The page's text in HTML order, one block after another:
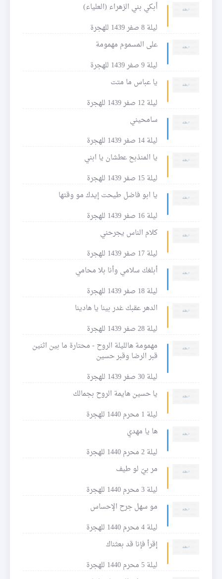
أبكي بني الزهراء (العلياء)
ليلة 8 صفر 1439 للهجرة
على المسموم مهمومة
ليلة 9 صفر 1439 للهجرة
يا عباس ما متت
ليلة 12 صفر 1439 للهجرة
سامحيني
ليلة 14 صفر 1439 للهجرة
يا المنذبح عطشان يا ابني
ليلة 15 صفر 1439 للهجرة
يا ابو فاضل طيحت إيدك مو وقتها
ليلة 16 صفر 1439 للهجرة
كلام الناس يجرحني
ليلة 17 صفر 1439 للهجرة
أبلغك سلامي وأنا بلا محامي
ليلة 18 صفر 1439 للهجرة
الدهر عقبك غدر بينا يا هادينا
ليلة 28 صفر 1439 للهجرة
مهمومة هالليلة الروح - محتارة ما بين اثنين
قبر الرضا وقبر حسين
ليلة 30 صفر 1439 للهجرة
يا حسين هايمة الروح بجمالك
ليلة 1 محرم 1440 للهجرة
ها يا مهدي
ليلة 2 محرم 1440 للهجرة
مر بيّ لو طيف
ليلة 3 محرم 1440 للهجرة
مو سهل جرح الإحساس
ليلة 4 محرم 1440 للهجرة
إقرأ فإنا قد بعثناك
ليلة 5 محرم 1440 للهجرة